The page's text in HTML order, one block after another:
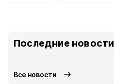
Последние новости
Все новости